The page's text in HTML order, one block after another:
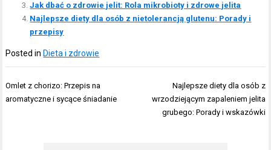
Jak dbać o zdrowie jelit: Rola mikrobioty i zdrowe jelita
Najlepsze diety dla osób z nietolerancją glutenu: Porady i
przepisy
Posted in Dieta i zdrowie
Nawigacja
wpisu
Omlet z chorizo: Przepis na
aromatyczne i sycące śniadanie
Najlepsze diety dla osób z
wrzodziejącym zapaleniem jelita
grubego: Porady i wskazówki